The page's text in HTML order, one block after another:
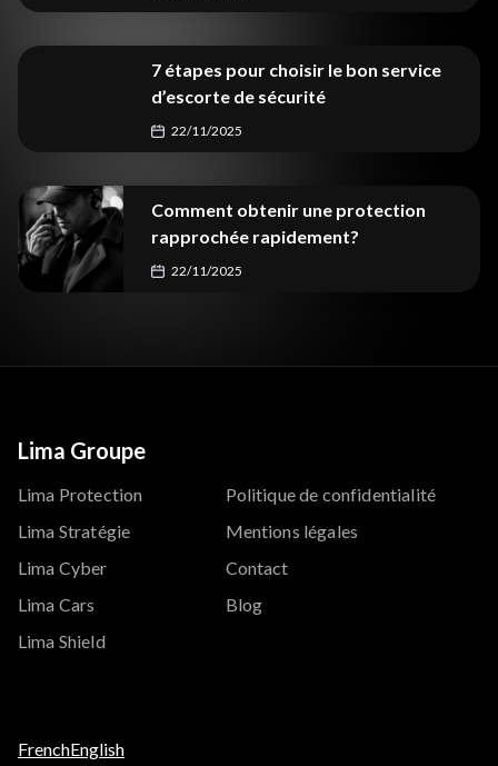
7 étapes pour choisir le bon service
d’escorte de sécurité
22/11/2025
Comment obtenir une protection
rapprochée rapidement?
22/11/2025
Lima Groupe
Lima Protection
Lima Stratégie
Lima Cyber
Lima Cars
Lima Shield
Politique de confidentialité
Mentions légales
Contact
Blog
FrenchEnglish